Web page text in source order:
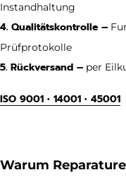
Instandhaltung
4. Qualitätskontrolle –
Prüfprotokolle
5. Rückversand – per
ISO 9001 • 14001 • 45001
Warum